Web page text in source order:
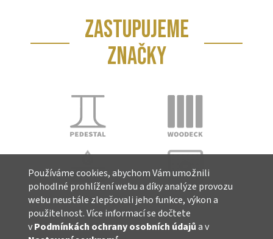
Používáme cookies, abychom Vám umožnili
pohodlné prohlížení webu a díky analýze provozu
webu neustále zlepšovali jeho funkce, výkon a
použitelnost. Více informací se dočtete
vPodmínkách ochrany osobních údajůa v
ZASTUPUJEME
ZNAČKY